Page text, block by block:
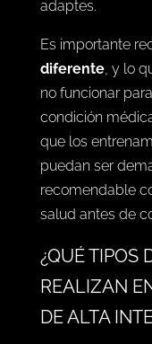
adaptes.
Es importante
diferente, y lo
no funcionar
condición
que los
puedan ser
recomendable
salud antes de
¿QUÉ TIPOS
REALIZAN
DE ALTA